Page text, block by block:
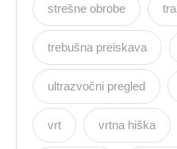
strešne obrobe
trebušna preiskava
ultrazvočni pregled
vrt vrtna hiška